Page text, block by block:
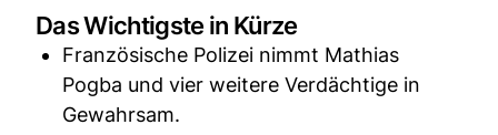
Das Wichtigste in Kürze
Französische Polizei nimmt Mathias
Pogba und vier weitere Verdächtige in
Gewahrsam.